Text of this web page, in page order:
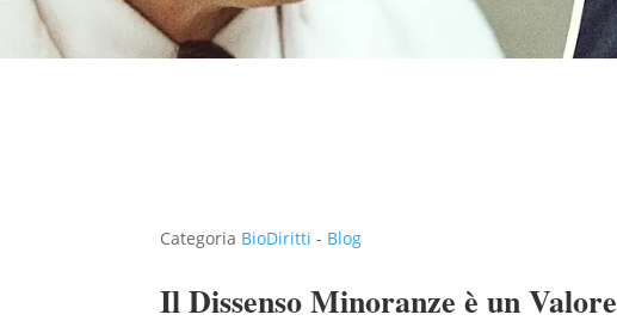
Categoria BioDiritti - Blog
Il Dissenso Minoranze è un Valore